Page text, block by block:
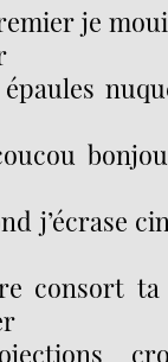
je
j’écrase
consort